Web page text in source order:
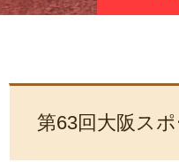
第63回大阪ス